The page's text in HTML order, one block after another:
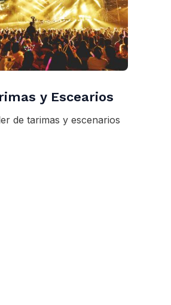
y Escearios
de tarimas y escenarios